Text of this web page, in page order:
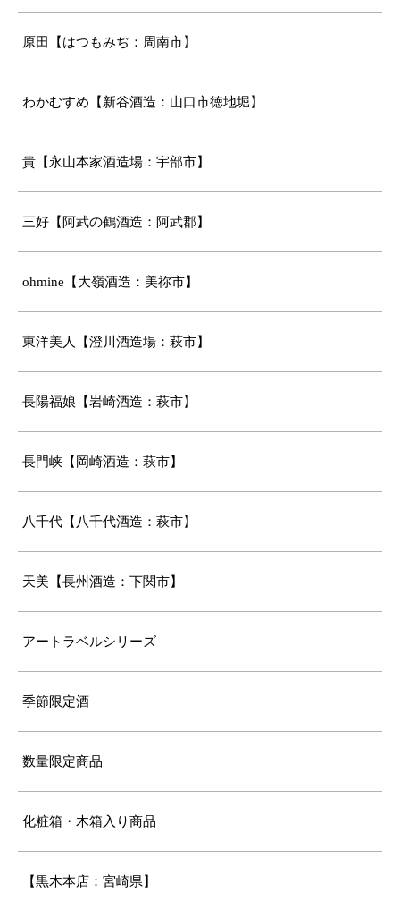
原田【はつもみぢ：周南市】
わかむすめ【新谷酒造：山口市徳地堀】
貴【永山本家酒造場：宇部市】
三好【阿武の鶴酒造：阿武郡】
ohmine【大嶺酒造：美祢市】
東洋美人【澄川酒造場：萩市】
長陽福娘【岩崎酒造：萩市】
長門峡【岡崎酒造：萩市】
八千代【八千代酒造：萩市】
天美【長州酒造：下関市】
アートラベルシリーズ
季節限定酒
数量限定商品
化粧箱・木箱入り商品
【黒木本店：宮崎県】